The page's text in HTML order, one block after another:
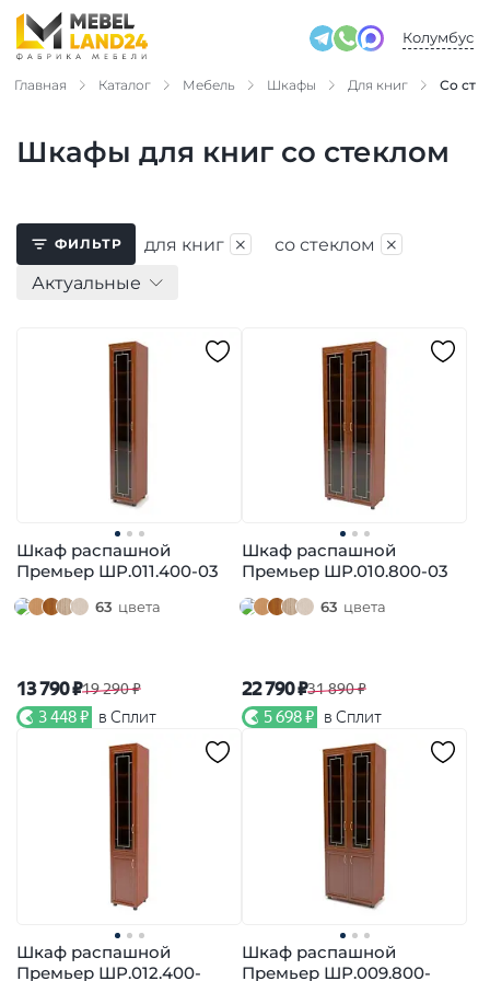
Колумбус
Главная Каталог Мебель Шкафы Для книг Со
Шкафы для книг со стеклом
ФИЛЬТР для книг × со стеклом ×
Актуальные
Шкаф распашной
Премьер ШР.011.400-03
63 цвета
13 790 ₽19 290 ₽
3 448 ₽ в Сплит
Шкаф распашной
Премьер ШР.010.800-03
63 цвета
22 790 ₽31 890 ₽
5 698 ₽ в Сплит
Шкаф распашной
Премьер ШР.012.400-
Шкаф распашной
Премьер ШР.009.800-